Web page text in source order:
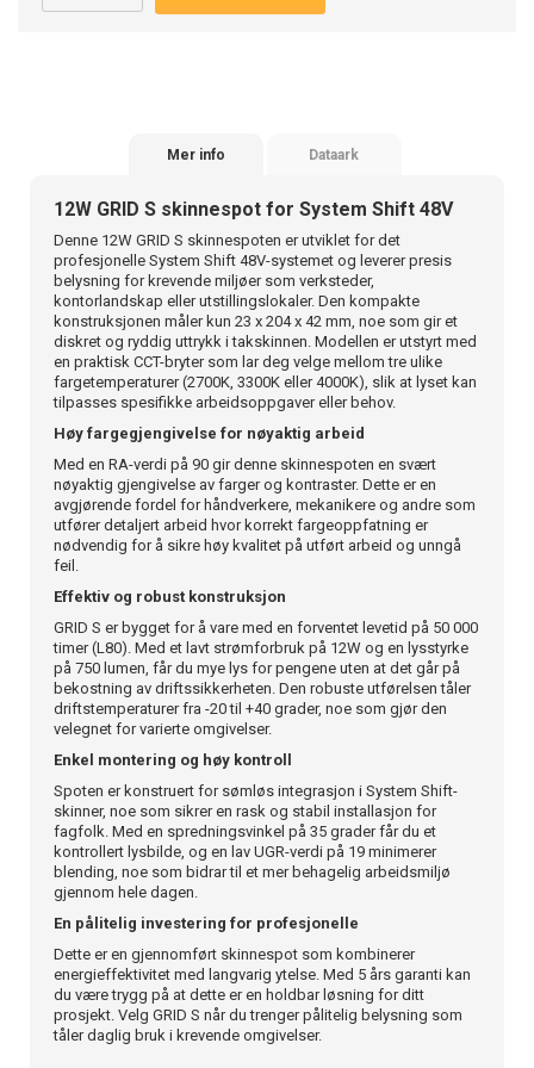
Mer info Dataark
12W GRID S skinnespot for System Shift 48V
Denne 12W GRID S skinnespoten er utviklet for det
profesjonelle System Shift 48V-systemet og leverer presis
belysning for krevende miljøer som verksteder,
kontorlandskap eller utstillingslokaler. Den kompakte
konstruksjonen måler kun 23 x 204 x 42 mm, noe som gir et
diskret og ryddig uttrykk i takskinnen. Modellen er utstyrt med
en praktisk CCT-bryter som lar deg velge mellom tre ulike
fargetemperaturer (2700K, 3300K eller 4000K), slik at lyset kan
tilpasses spesifikke arbeidsoppgaver eller behov.
Høy fargegjengivelse for nøyaktig arbeid
Med en RA-verdi på 90 gir denne skinnespoten en svært
nøyaktig gjengivelse av farger og kontraster. Dette er en
avgjørende fordel for håndverkere, mekanikere og andre som
utfører detaljert arbeid hvor korrekt fargeoppfatning er
nødvendig for å sikre høy kvalitet på utført arbeid og unngå
feil.
Effektiv og robust konstruksjon
GRID S er bygget for å vare med en forventet levetid på 50 000
timer (L80). Med et lavt strømforbruk på 12W og en lysstyrke
på 750 lumen, får du mye lys for pengene uten at det går på
bekostning av driftssikkerheten. Den robuste utførelsen tåler
driftstemperaturer fra -20 til +40 grader, noe som gjør den
velegnet for varierte omgivelser.
Enkel montering og høy kontroll
Spoten er konstruert for sømløs integrasjon i System Shift-
skinner, noe som sikrer en rask og stabil installasjon for
fagfolk. Med en spredningsvinkel på 35 grader får du et
kontrollert lysbilde, og en lav UGR-verdi på 19 minimerer
blending, noe som bidrar til et mer behagelig arbeidsmiljø
gjennom hele dagen.
En pålitelig investering for profesjonelle
Dette er en gjennomført skinnespot som kombinerer
energieffektivitet med langvarig ytelse. Med 5 års garanti kan
du være trygg på at dette er en holdbar løsning for ditt
prosjekt. Velg GRID S når du trenger pålitelig belysning som
tåler daglig bruk i krevende omgivelser.